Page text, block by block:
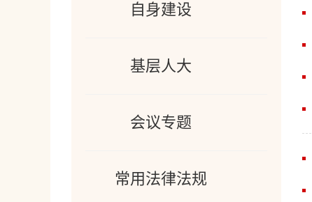
自身建设
基层人大
会议专题
常用法律法规